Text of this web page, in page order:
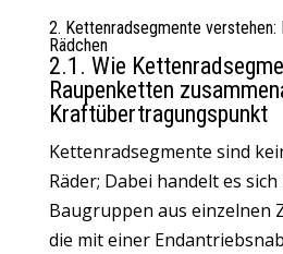
2. Kettenradsegmente verstehen:
Rädchen
2.1. Wie
Raupenketten
Kraftübertragungspunkt
Kettenradsegmente sind
Räder; Dabei handelt es
Baugruppen aus einzelnen
die mit einer